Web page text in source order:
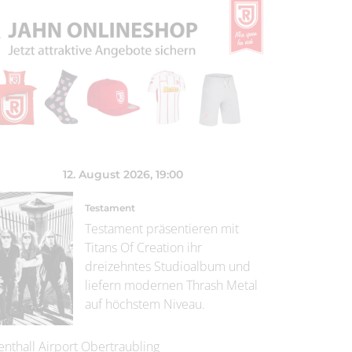
12. August 2026, 19:00
Testament
Testament präsentieren mit
Titans Of Creation ihr
dreizehntes Studioalbum und
liefern modernen Thrash Metal
auf höchstem Niveau.
Airport Obertraubling